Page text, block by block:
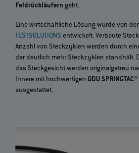
Feldrückläufern geht.
Eine wirtschaftliche Lösung wurde von
TESTSOLUTIONS entwickelt. Verbaute
Anzahl von Steckzyklen werden durch
der deutlich mehr Steckzyklen standhält.
das Steckgesicht werden originalgetreu
Innere mit hochwertigen ODU
ausgestattet.